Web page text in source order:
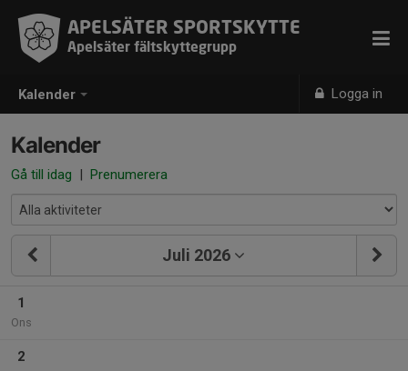
Kalender Logga in
APELSÄTER SPORTSKYTTE
Apelsäter fältskyttegrupp
Kalender
Gå till idag | Prenumerera
Juli 2026
1
Ons
2